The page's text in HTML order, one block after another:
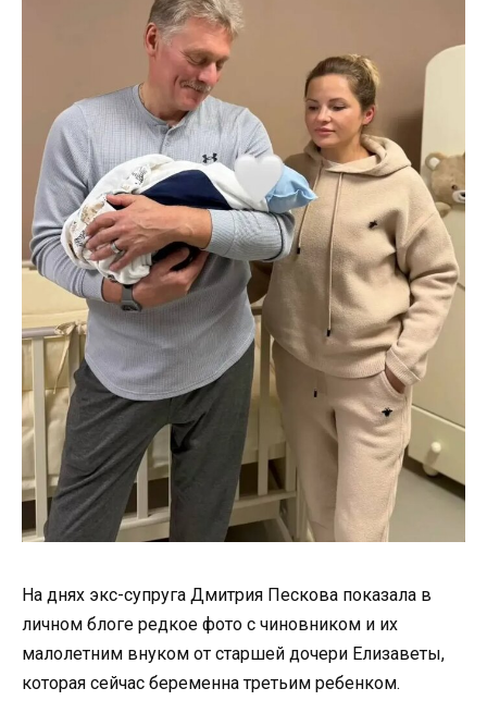
На днях экс-супруга Дмитрия Пескова показала в
личном блоге редкое фото с чиновником и их
малолетним внуком от старшей дочери Елизаветы,
которая сейчас беременна третьим ребенком.